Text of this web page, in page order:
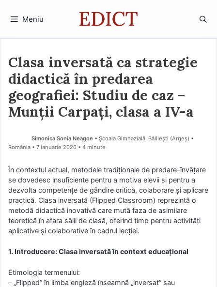
Meniu
Clasa inversată ca strategie
didactică în predarea
geografiei: Studiu de caz –
Munții Carpați, clasa a IV-a
Simonica Sonia Neagoe • Școala Gimnazială, Bălilești (Argeş) •
România
7 ianuarie 2026 • 4 minute
În contextul actual, metodele tradiționale de predare–învățare
se dovedesc insuficiente pentru a motiva elevii și pentru a
dezvolta competențe de gândire critică, colaborare și aplicare
practică. Clasa inversată (Flipped Classroom) reprezintă o
metodă didactică inovativă care mută faza de asimilare
teoretică în afara sălii de clasă, oferind timp pentru activități
aplicative și colaborative în cadrul lecției.
1. Introducere: Clasa inversată în context educațional
Etimologia termenului:
– „Flipped” în limba engleză înseamnă „inversat” sau